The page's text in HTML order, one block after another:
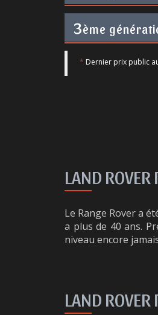
3ème
* Dernier prix public
LAND
Le Range Rover a
a plus de 40 ans.
niveau encore
LAND